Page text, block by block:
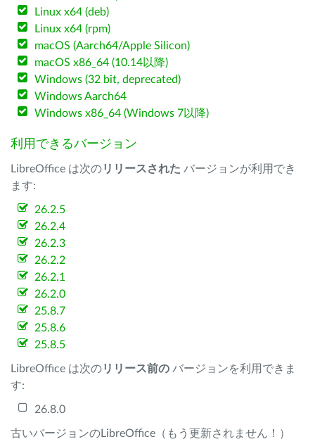
Linux x64 (deb)
Linux x64 (rpm)
macOS (Aarch64/Apple Silicon)
macOS x86_64 (10.14以降)
Windows (32 bit, deprecated)
Windows Aarch64
Windows x86_64 (Windows 7以降)
利用できるバージョン
LibreOffice は次のリリースされた バージョンが利用でき
ます:
26.2.5
26.2.4
26.2.3
26.2.2
26.2.1
26.2.0
25.8.7
25.8.6
25.8.5
LibreOffice は次のリリース前の バージョンを利用できま
す:
26.8.0
古いバージョンのLibreOffice（もう更新されません！）